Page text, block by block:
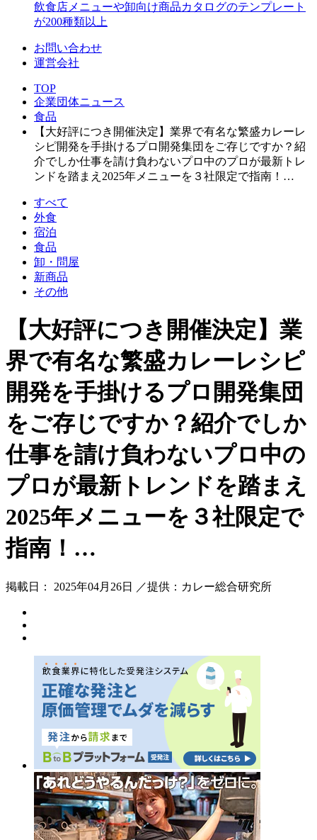
飲食店メニューや卸向け商品カタログのテンプレート
が200種類以上
お問い合わせ
運営会社
TOP
企業団体ニュース
食品
【大好評につき開催決定】業界で有名な繁盛カレーレ
シピ開発を手掛けるプロ開発集団をご存じですか？紹
介でしか仕事を請け負わないプロ中のプロが最新トレ
ンドを踏まえ2025年メニューを３社限定で指南！…
すべて
外食
宿泊
食品
卸・問屋
新商品
その他
【大好評につき開催決定】業
界で有名な繁盛カレーレシピ
開発を手掛けるプロ開発集団
をご存じですか？紹介でしか
仕事を請け負わないプロ中の
プロが最新トレンドを踏まえ
2025年メニューを３社限定で
指南！…
掲載日： 2025年04月26日 ／提供：カレー総合研究所